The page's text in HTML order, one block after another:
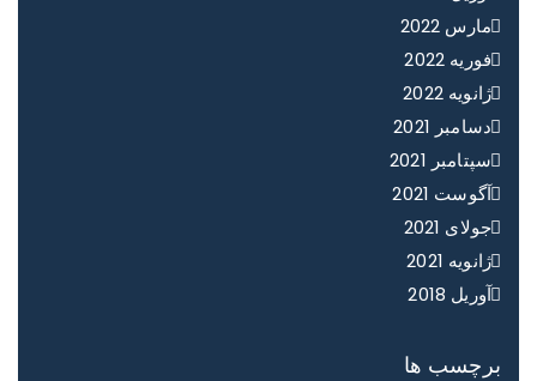
مارس 2022
فوریه 2022
ژانویه 2022
دسامبر 2021
سپتامبر 2021
آگوست 2021
جولای 2021
ژانویه 2021
آوریل 2018
برچسب ها